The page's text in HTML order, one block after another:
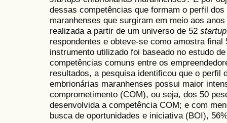
dessas competências que formam o perfil
maranhenses que surgiram em meio aos
realizada a partir de um universo de 52
respondentes e obteve-se como amostra
instrumento utilizado foi baseado no estudo
competências comuns entre os
resultados, a pesquisa identificou que o perfil
embrionárias maranhenses possui maior
comprometimento (COM), ou seja, dos 50
desenvolvida a competência COM; e com
busca de oportunidades e iniciativa (BOI),